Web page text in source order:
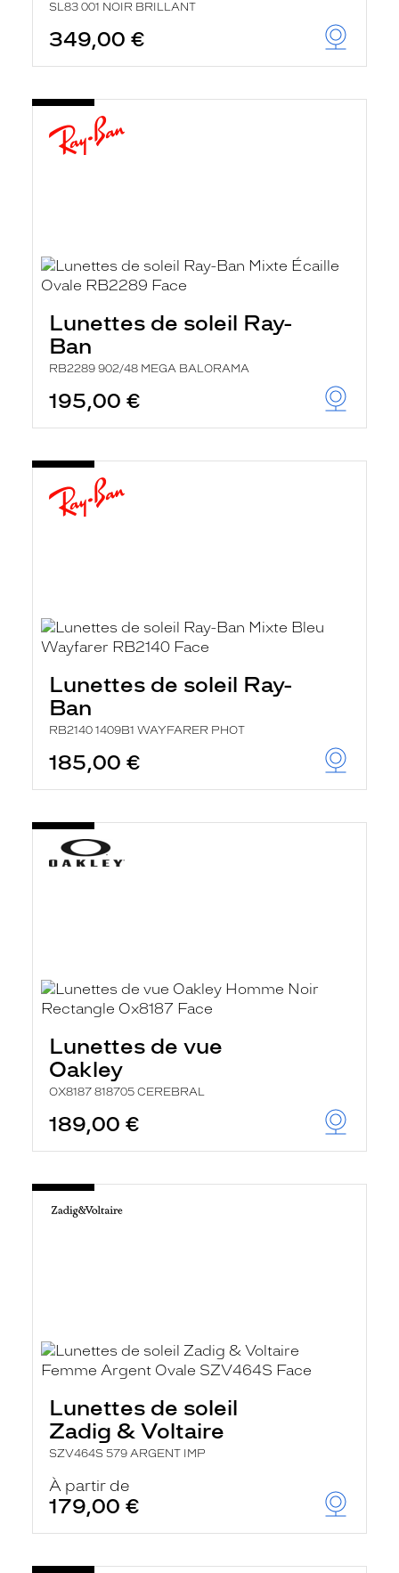
SL83 001 NOIR BRILLANT
349,00 €
Lunettes de soleil Ray-
Ban
RB2289 902/48 MEGA BALORAMA
195,00 €
Lunettes de soleil Ray-
Ban
RB2140 1409B1 WAYFARER PHOT
185,00 €
Lunettes de vue
Oakley
OX8187 818705 CEREBRAL
189,00 €
Lunettes de soleil
Zadig & Voltaire
SZV464S 579 ARGENT IMP
À partir de
179,00 €